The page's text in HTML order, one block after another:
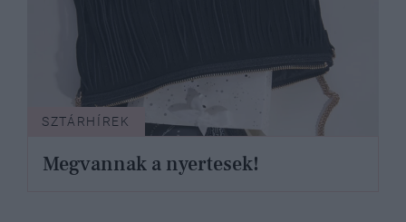
SZTÁRHÍREK
Megvannak a nyertesek!